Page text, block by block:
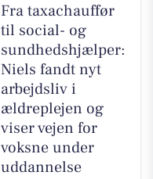
Fra taxachauffør
til social- og
sundhedshjælper:
Niels fandt nyt
arbejdsliv i
ældreplejen og
viser vejen for
voksne under
uddannelse